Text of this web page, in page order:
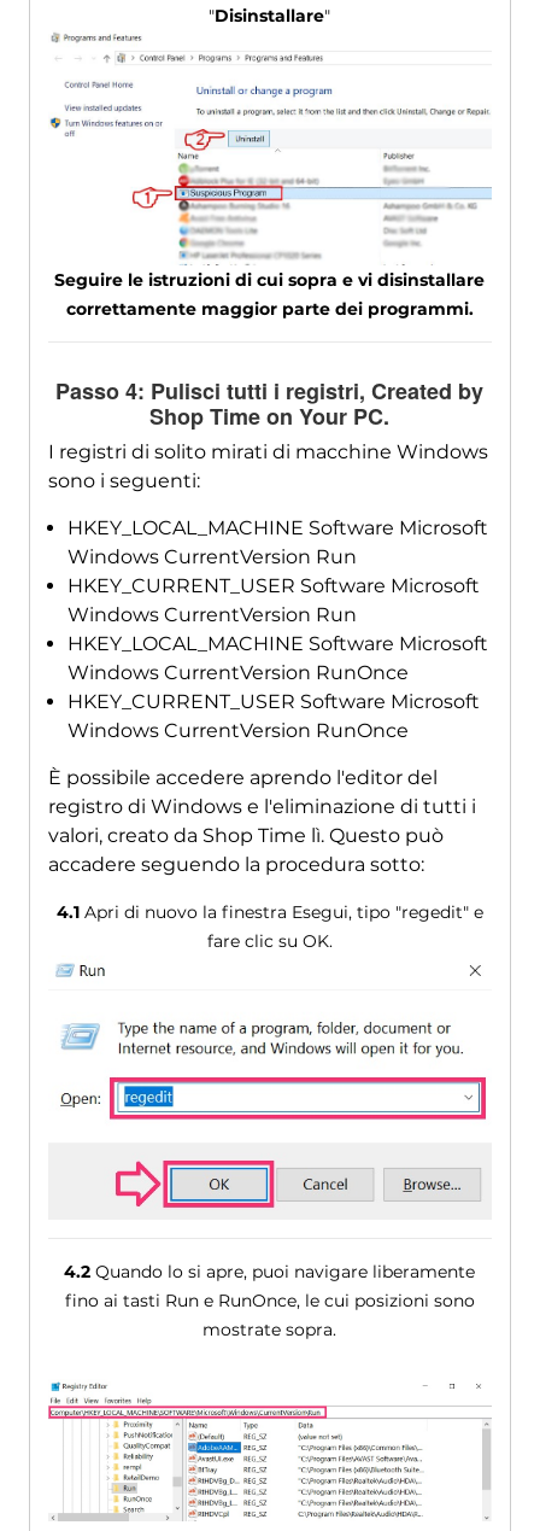
"Disinstallare"
Seguire le istruzioni di cui sopra e vi disinstallare
correttamente maggior parte dei programmi.
Passo 4: Pulisci tutti i registri,Created by
Shop Time on Your PC.
I registri di solito mirati di macchine Windows
sono i seguenti:
HKEY_LOCAL_MACHINE Software Microsoft
Windows CurrentVersion Run
HKEY_CURRENT_USER Software Microsoft
Windows CurrentVersion Run
HKEY_LOCAL_MACHINE Software Microsoft
Windows CurrentVersion RunOnce
HKEY_CURRENT_USER Software Microsoft
Windows CurrentVersion RunOnce
È possibile accedere aprendo l'editor del
registro di Windows e l'eliminazione di tutti i
valori, creato da Shop Time lì. Questo può
accadere seguendo la procedura sotto:
4.1Apri di nuovo la finestra Esegui, tipo "regedit" e
fare clic su OK.
4.2 Quando lo si apre, puoi navigare liberamente
fino ai tasti Run e RunOnce, le cui posizioni sono
mostrate sopra.